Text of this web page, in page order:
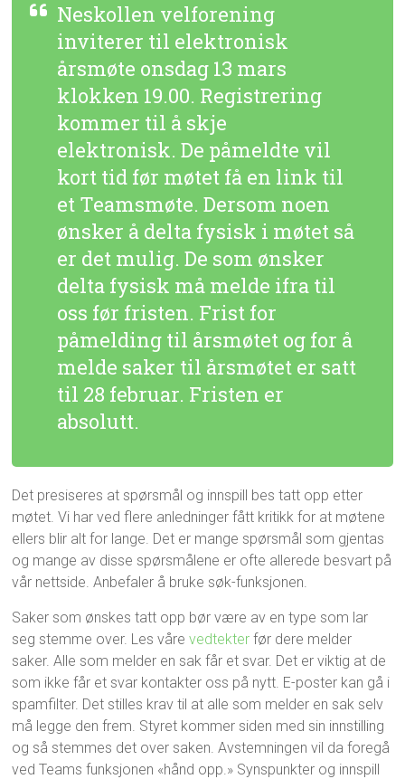
Neskollen velforening
inviterer til elektronisk
årsmøte onsdag 13 mars
klokken 19.00. Registrering
kommer til å skje
elektronisk. De påmeldte vil
kort tid før møtet få en link til
et Teamsmøte. Dersom noen
ønsker å delta fysisk i møtet så
er det mulig. De som ønsker
delta fysisk må melde ifra til
oss før fristen. Frist for
påmelding til årsmøtet og for å
melde saker til årsmøtet er satt
til 28 februar. Fristen er
absolutt.
Det presiseres at spørsmål og innspill bes tatt opp etter
møtet. Vi har ved flere anledninger fått kritikk for at møtene
ellers blir alt for lange. Det er mange spørsmål som gjentas
og mange av disse spørsmålene er ofte allerede besvart på
vår nettside. Anbefaler å bruke søk-funksjonen.
Saker som ønskes tatt opp bør være av en type som lar
seg stemme over. Les vårevedtekter før dere melder
saker. Alle som melder en sak får et svar. Det er viktig at de
som ikke får et svar kontakter oss på nytt. E-poster kan gå i
spamfilter. Det stilles krav til at alle som melder en sak selv
må legge den frem. Styret kommer siden med sin innstilling
og så stemmes det over saken. Avstemningen vil da foregå
ved Teams funksjonen «hånd opp.» Synspunkter og innspill